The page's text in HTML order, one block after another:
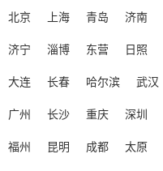
北京 上海 青岛 济南
济宁 淄博 东营 日照
大连 长春 哈尔滨 武汉
广州 长沙 重庆 深圳
福州 昆明 成都 太原